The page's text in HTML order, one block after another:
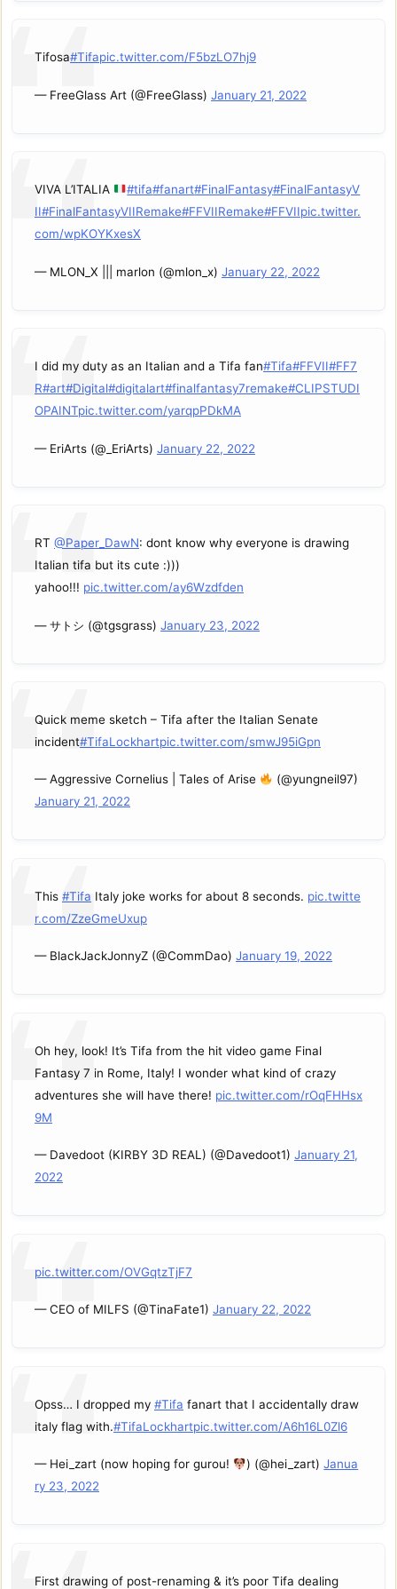
Tifosa#Tifapic.twitter.com/F5bzLO7hj9
— FreeGlass Art (@FreeGlass) January 21, 2022
VIVA L’ITALIA #tifa#fanart#FinalFantasy#FinalFantasyV
II#FinalFantasyVIIRemake#FFVIIRemake#FFVIIpic.twitter.
com/wpKOYKxesX
— MLON_X ||| marlon (@mlon_x) January 22, 2022
I did my duty as an Italian and a Tifa fan#Tifa#FFVII#FF7
R#art#Digital#digitalart#finalfantasy7remake#CLIPSTUDI
OPAINTpic.twitter.com/yarqpPDkMA
— EriArts (@_EriArts) January 22, 2022
RT @Paper_DawN: dont know why everyone is drawing
Italian tifa but its cute :)))
yahoo!!! pic.twitter.com/ay6Wzdfden
— サトシ (@tgsgrass) January 23, 2022
Quick meme sketch – Tifa after the Italian Senate
incident#TifaLockhartpic.twitter.com/smwJ95iGpn
— Aggressive Cornelius | Tales of Arise
(@yungneil97)
January 21, 2022
This #Tifa Italy joke works for about 8 seconds. pic.twitte
r.com/ZzeGmeUxup
— BlackJackJonnyZ (@CommDao) January 19, 2022
Oh hey, look! It’s Tifa from the hit video game Final
Fantasy 7 in Rome, Italy! I wonder what kind of crazy
adventures she will have there! pic.twitter.com/rOqFHHsx
9M
— Davedoot (KIRBY 3D REAL) (@Davedoot1) January 21,
2022
pic.twitter.com/OVGqtzTjF7
— CEO of MILFS (@TinaFate1) January 22, 2022
Opss… I dropped my #Tifa fanart that I accidentally draw
italy flag with.#TifaLockhartpic.twitter.com/A6h16L0Zl6
— Hei_zart (now hoping for gurou! ) (@hei_zart)Janua
ry 23, 2022
First drawing of post-renaming & it’s poor Tifa dealing